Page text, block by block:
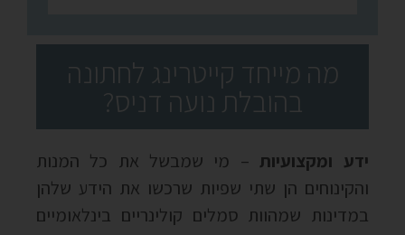
מה מייחד קייטרינג לחתונה
בהובלת נועה דניס?
ידע ומקצועיות – מי שמבשל את כל המנות
והקינוחים הן שתי שפיות שרכשו את הידע שלהן
במדינות שמהוות סמלים קולינריים בינלאומיים